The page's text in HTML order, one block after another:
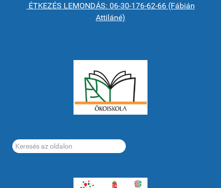
ÉTKEZÉS LEMONDÁS: 06-30-176-62-66 (Fábián
Attiláné)
Keresés...